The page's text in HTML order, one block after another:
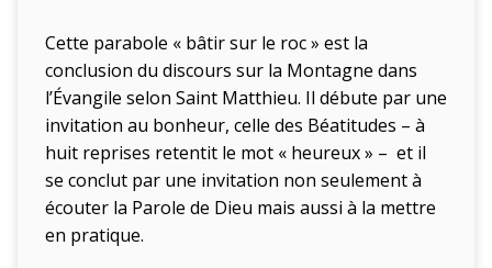
Cette parabole « bâtir sur le roc » est la
conclusion du discours sur la Montagne dans
l’Évangile selon Saint Matthieu. Il débute par une
invitation au bonheur, celle des Béatitudes – à
huit reprises retentit le mot « heureux » – et il
se conclut par une invitation non seulement à
écouter la Parole de Dieu mais aussi à la mettre
en pratique.